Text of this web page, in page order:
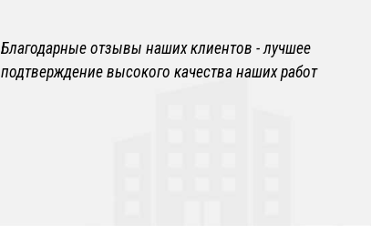
Благодарные отзывы наших клиентов - лучшее
подтверждение высокого качества наших работ